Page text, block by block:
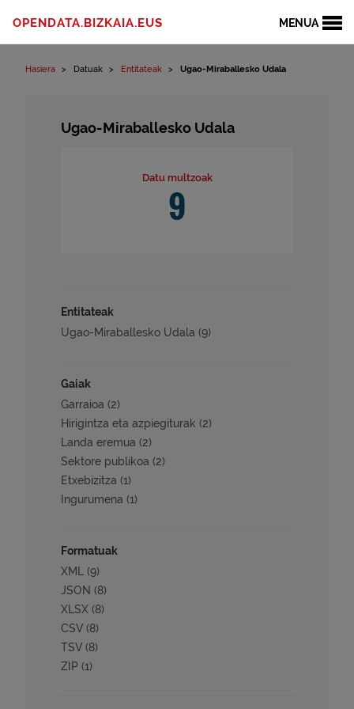
MENUA
OPENDATA.BIZKAIA.EUS
Hasiera Datuak Entitateak Ugao-Miraballesko Udala
Ugao-Miraballesko Udala
Datu multzoak
9
Entitateak
Ugao-Miraballesko Udala (9)
Gaiak
Garraioa (2)
Hirigintza eta azpiegiturak (2)
Landa eremua (2)
Sektore publikoa (2)
Etxebizitza (1)
Ingurumena (1)
Formatuak
XML (9)
JSON (8)
XLSX (8)
CSV (8)
TSV (8)
ZIP (1)